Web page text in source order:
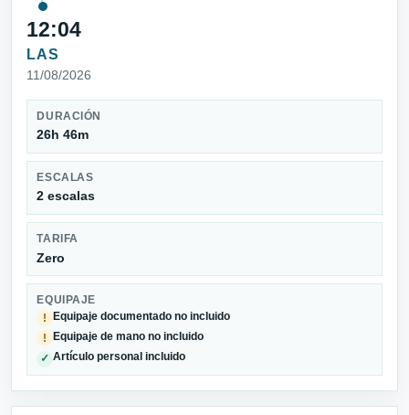
12:04
LAS
11/08/2026
DURACIÓN
26h 46m
ESCALAS
2 escalas
TARIFA
Zero
EQUIPAJE
!
Equipaje documentado no incluido
! Equipaje de mano no incluido
✓ Artículo personal incluido